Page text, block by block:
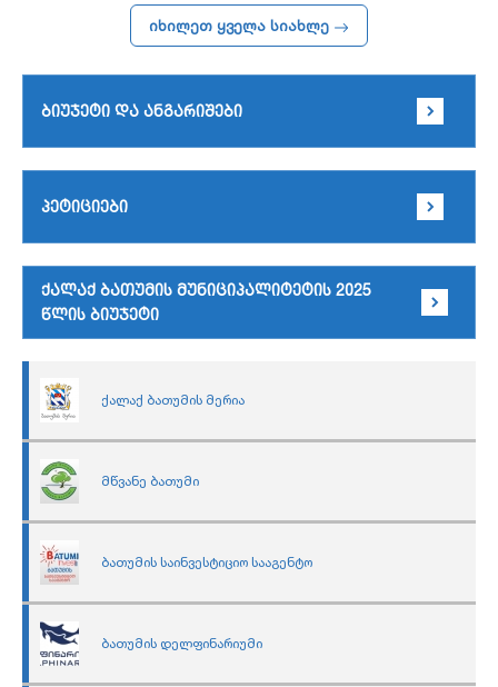
ბიუჯეტი და ანგარიშები
პეტიციები
ქალაქ ბათუმის მუნიციპალიტეტის 2025
წლის ბიუჯეტი
ქალაქ ბათუმის მერია
მწვანე ბათუმი
ბათუმის საინვესტიციო სააგენტო
ბათუმის დელფინარიუმი
იხილეთ ყველა სიახლე